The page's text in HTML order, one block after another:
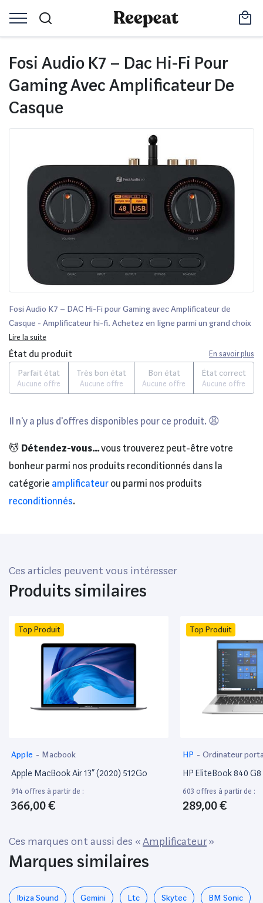
Fosi Audio K7 – Dac Hi-Fi Pour
Gaming Avec Amplificateur De
Casque
Fosi Audio K7 – DAC Hi-Fi pour Gaming avec Amplificateur de
Casque - Amplificateur hi-fi. Achetez en ligne parmi un grand choix
de produits high-tech. Remise permanente de 5% pour les
adhérents.
Lire la suite
État du produit En savoir plus
Parfait état
Aucune offre
Très bon état
Aucune offre
Bon état
Aucune offre
État correct
Aucune offre
Il n'y a plus d'offres disponibles pour ce produit. 😩
💆 Détendez-vous...vous trouverez peut-être votre
bonheur parmi nos produits reconditionnés dans la
catégorie amplificateur ou parmi nos produits
reconditionnés.
Ces articles peuvent vous intéresser
Produits similaires
Top Produit
Apple - Macbook
Apple MacBook Air 13” (2020) 512Go
914 offres à partir de :
366,00 €
Top Produit
HP - Ordinateur
HP EliteBook 840 G8
603 offres à partir de :
289,00 €
Ces marques ont aussi des «Amplificateur»
Marques similaires
Ibiza Sound Gemini Ltc Skytec BM Sonic